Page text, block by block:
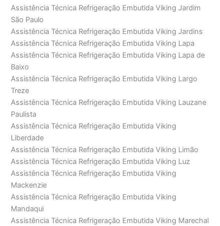
Assistência Técnica Refrigeração Embutida Viking Jardim
São Paulo
Assistência Técnica Refrigeração Embutida Viking Jardins
Assistência Técnica Refrigeração Embutida Viking Lapa
Assistência Técnica Refrigeração Embutida Viking Lapa de
Baixo
Assistência Técnica Refrigeração Embutida Viking Largo
Treze
Assistência Técnica Refrigeração Embutida Viking Lauzane
Paulista
Assistência Técnica Refrigeração Embutida Viking
Liberdade
Assistência Técnica Refrigeração Embutida Viking Limão
Assistência Técnica Refrigeração Embutida Viking Luz
Assistência Técnica Refrigeração Embutida Viking
Mackenzie
Assistência Técnica Refrigeração Embutida Viking
Mandaqui
Assistência Técnica Refrigeração Embutida Viking Marechal